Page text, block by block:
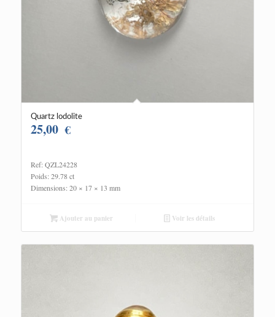
Quartz lodolite
25,00 €
Ref: QZL24228
Poids: 29.78 ct
Dimensions: 20 × 17 × 13 mm
Ajouter au panier Voir les détails